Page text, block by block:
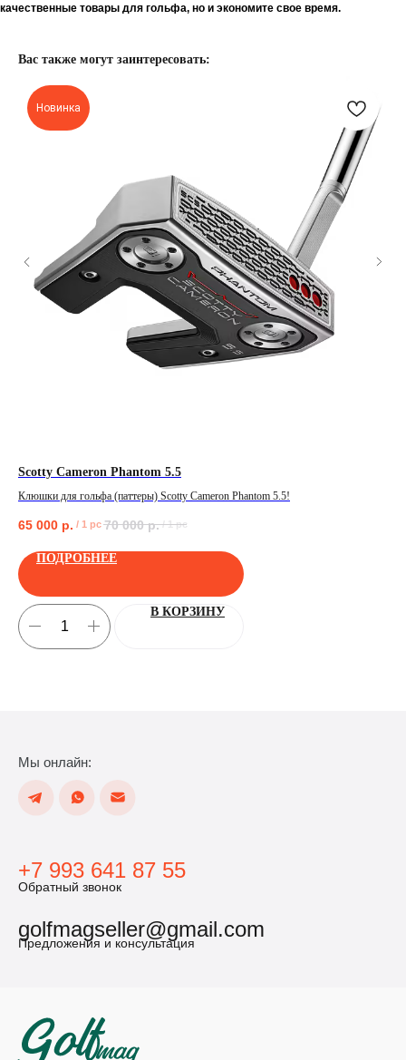
качественные товары для гольфа, но и экономите свое время.
Вас также могут заинтересовать:
Новинка
Scotty Cameron Phantom 5.5
Клюшки для гольфа (паттеры) Scotty Cameron Phantom 5.5!
65 000 р. / 1 pc 70 000 р. / 1 pc
ПОДРОБНЕЕ
В КОРЗИНУ
+7 993 641 87 55
Обратный звонок
golfmagseller@gmail.com
Предложения и консультация
Мы онлайн: